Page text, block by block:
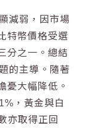
減弱，因市場
特幣價格受選
分之一。總結
的主導。隨著
憂大幅降低。
，黃金與白
亦取得正回